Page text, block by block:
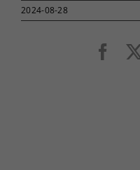
2024-08-28